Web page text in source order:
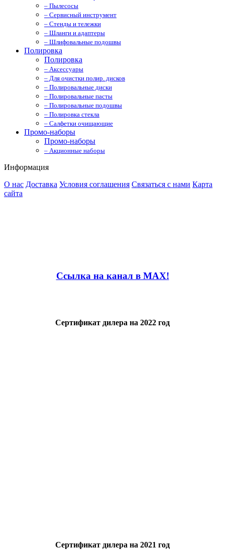
– Пылесосы
– Сервисный инструмент
– Стенды и тележки
– Шланги и адаптеры
– Шлифовальные подошвы
Полировка
Полировка
– Аксессуары
– Для очистки полир. дисков
– Полировальные диски
– Полировальные пасты
– Полировальные подошвы
– Полировка стекла
– Салфетки очищающие
Промо-наборы
Промо-наборы
– Акционные наборы
Информация
О нас Доставка Условия соглашения Связаться с нами Карта
сайта
Ссылка на канал в MAX!
Сертификат дилера на 2022 год
Сертификат дилера на 2021 год